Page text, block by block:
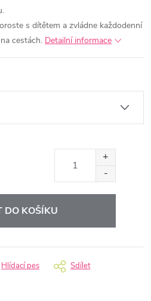
s dítětem a zvládne každodenní
cestách. Detailní informace
DO KOŠÍKU
Hlídací pes Sdílet